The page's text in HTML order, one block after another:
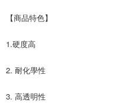
易，需依本服務之必要範圍內
權轉讓予恩沛科技股份有限公司
https://aftee.tw/terms/#terms3
「AFTEE先享後付」，若未經
任。
時審查核予不同之上限額度；
【商品特色】
1.硬度高
2. 耐化學性
3. 高透明性